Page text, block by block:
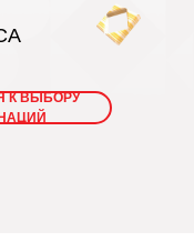
К ВЫБОРУ